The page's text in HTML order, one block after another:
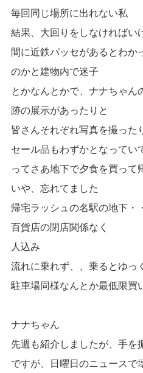
毎回同じ場所に出れない私
結果、大回りをしなければい
間に近鉄パッセがあるとわか
のかと建物内で迷子
とかなんとかで、ナナちゃん
跡の展示があったりと
皆さんそれぞれ写真を撮った
セール品もわずかとなってい
ってさあ地下で夕食を買って
いや、忘れてました
帰宅ラッシュの名駅の地下・
百貨店の閉店関係なく
人込み
流れに乗れず、、乗るとゆっ
駐車場同様なんとか最低限買
ナナちゃん
先週も紹介しましたが、手を
ですが、日曜日のニュースで